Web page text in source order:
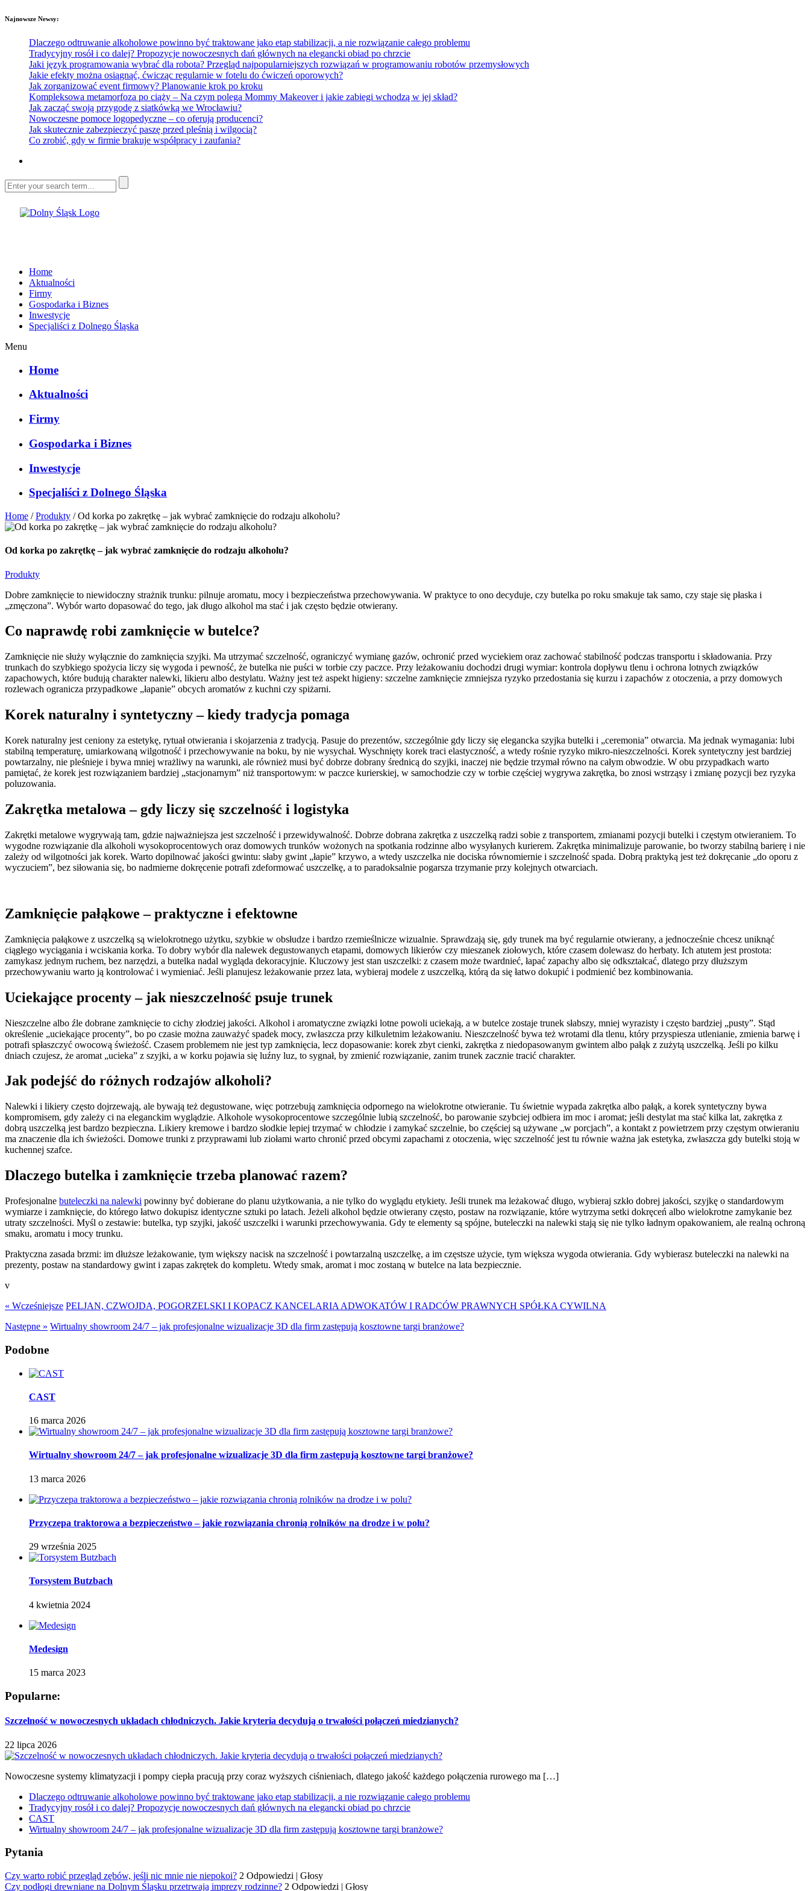
Najnowsze Newsy:
Dlaczego odtruwanie alkoholowe powinno być traktowane jako etap stabilizacji, a nie rozwiązanie całego problemu
Tradycyjny rosół i co dalej? Propozycje nowoczesnych dań głównych na elegancki obiad po chrzcie
Jaki język programowania wybrać dla robota? Przegląd najpopularniejszych rozwiązań w programowaniu robotów przemysłowych
Jakie efekty można osiągnąć, ćwicząc regularnie w fotelu do ćwiczeń oporowych?
Jak zorganizować event firmowy? Planowanie krok po kroku
Kompleksowa metamorfoza po ciąży – Na czym polega Mommy Makeover i jakie zabiegi wchodzą w jej skład?
Jak zacząć swoją przygodę z siatkówką we Wrocławiu?
Nowoczesne pomoce logopedyczne – co oferują producenci?
Jak skutecznie zabezpieczyć paszę przed pleśnią i wilgocią?
Co zrobić, gdy w firmie brakuje współpracy i zaufania?
Home
Aktualności
Firmy
Gospodarka i Biznes
Inwestycje
Specjaliści z Dolnego Śląska
Menu
Home
Aktualności
Firmy
Gospodarka i Biznes
Inwestycje
Specjaliści z Dolnego Śląska
Home /Produkty /Od korka po zakrętkę – jak wybrać zamknięcie do rodzaju alkoholu?
Od korka po zakrętkę – jak wybrać zamknięcie do rodzaju alkoholu?
Produkty
Dobre zamknięcie to niewidoczny strażnik trunku: pilnuje aromatu, mocy i bezpieczeństwa przechowywania. W praktyce to ono decyduje, czy butelka po roku smakuje tak samo, czy staje się płaska i
„zmęczona”. Wybór warto dopasować do tego, jak długo alkohol ma stać i jak często będzie otwierany.
Co naprawdę robi zamknięcie w butelce?
Zamknięcie nie służy wyłącznie do zamknięcia szyjki. Ma utrzymać szczelność, ograniczyć wymianę gazów, ochronić przed wyciekiem oraz zachować stabilność podczas transportu i składowania. Przy
trunkach do szybkiego spożycia liczy się wygoda i pewność, że butelka nie puści w torbie czy paczce. Przy leżakowaniu dochodzi drugi wymiar: kontrola dopływu tlenu i ochrona lotnych związków
zapachowych, które budują charakter nalewki, likieru albo destylatu. Ważny jest też aspekt higieny: szczelne zamknięcie zmniejsza ryzyko przedostania się kurzu i zapachów z otoczenia, a przy domowych
rozlewach ogranicza przypadkowe „łapanie” obcych aromatów z kuchni czy spiżarni.
Korek naturalny i syntetyczny – kiedy tradycja pomaga
Korek naturalny jest ceniony za estetykę, rytuał otwierania i skojarzenia z tradycją. Pasuje do prezentów, szczególnie gdy liczy się elegancka szyjka butelki i „ceremonia” otwarcia. Ma jednak wymagania: lubi
stabilną temperaturę, umiarkowaną wilgotność i przechowywanie na boku, by nie wysychał. Wyschnięty korek traci elastyczność, a wtedy rośnie ryzyko mikro-nieszczelności. Korek syntetyczny jest bardziej
powtarzalny, nie pleśnieje i bywa mniej wrażliwy na warunki, ale również musi być dobrze dobrany średnicą do szyjki, inaczej nie będzie trzymał równo na całym obwodzie. W obu przypadkach warto
pamiętać, że korek jest rozwiązaniem bardziej „stacjonarnym” niż transportowym: w paczce kurierskiej, w samochodzie czy w torbie częściej wygrywa zakrętka, bo znosi wstrząsy i zmianę pozycji bez ryzyka
poluzowania.
Zakrętka metalowa – gdy liczy się szczelność i logistyka
Zakrętki metalowe wygrywają tam, gdzie najważniejsza jest szczelność i przewidywalność. Dobrze dobrana zakrętka z uszczelką radzi sobie z transportem, zmianami pozycji butelki i częstym otwieraniem. To
wygodne rozwiązanie dla alkoholi wysokoprocentowych oraz domowych trunków wożonych na spotkania rodzinne albo wysyłanych kurierem. Zakrętka minimalizuje parowanie, bo tworzy stabilną barierę i nie
zależy od wilgotności jak korek. Warto dopilnować jakości gwintu: słaby gwint „łapie” krzywo, a wtedy uszczelka nie dociska równomiernie i szczelność spada. Dobrą praktyką jest też dokręcanie „do oporu z
wyczuciem”, bez siłowania się, bo nadmierne dokręcenie potrafi zdeformować uszczelkę, a to paradoksalnie pogarsza trzymanie przy kolejnych otwarciach.
Zamknięcie pałąkowe – praktyczne i efektowne
Zamknięcia pałąkowe z uszczelką są wielokrotnego użytku, szybkie w obsłudze i bardzo rzemieślnicze wizualnie. Sprawdzają się, gdy trunek ma być regularnie otwierany, a jednocześnie chcesz uniknąć
ciągłego wyciągania i wciskania korka. To dobry wybór dla nalewek degustowanych etapami, domowych likierów czy mieszanek ziołowych, które czasem dolewasz do herbaty. Ich atutem jest prostota:
zamykasz jednym ruchem, bez narzędzi, a butelka nadal wygląda dekoracyjnie. Kluczowy jest stan uszczelki: z czasem może twardnieć, łapać zapachy albo się odkształcać, dlatego przy dłuższym
przechowywaniu warto ją kontrolować i wymieniać. Jeśli planujesz leżakowanie przez lata, wybieraj modele z uszczelką, którą da się łatwo dokupić i podmienić bez kombinowania.
Uciekające procenty – jak nieszczelność psuje trunek
Nieszczelne albo źle dobrane zamknięcie to cichy złodziej jakości. Alkohol i aromatyczne związki lotne powoli uciekają, a w butelce zostaje trunek słabszy, mniej wyrazisty i często bardziej „pusty”. Stąd
określenie „uciekające procenty”, bo po czasie można zauważyć spadek mocy, zwłaszcza przy kilkuletnim leżakowaniu. Nieszczelność bywa też wrotami dla tlenu, który przyspiesza utlenianie, zmienia barwę i
potrafi spłaszczyć owocową świeżość. Czasem problemem nie jest typ zamknięcia, lecz dopasowanie: korek zbyt cienki, zakrętka z niedopasowanym gwintem albo pałąk z zużytą uszczelką. Jeśli po kilku
dniach czujesz, że aromat „ucieka” z szyjki, a w korku pojawia się luźny luz, to sygnał, by zmienić rozwiązanie, zanim trunek zacznie tracić charakter.
Jak podejść do różnych rodzajów alkoholi?
Nalewki i likiery często dojrzewają, ale bywają też degustowane, więc potrzebują zamknięcia odpornego na wielokrotne otwieranie. Tu świetnie wypada zakrętka albo pałąk, a korek syntetyczny bywa
kompromisem, gdy zależy ci na eleganckim wyglądzie. Alkohole wysokoprocentowe szczególnie lubią szczelność, bo parowanie szybciej odbiera im moc i aromat; jeśli destylat ma stać kilka lat, zakrętka z
dobrą uszczelką jest bardzo bezpieczna. Likiery kremowe i bardzo słodkie lepiej trzymać w chłodzie i zamykać szczelnie, bo częściej są używane „w porcjach”, a kontakt z powietrzem przy częstym otwieraniu
ma znaczenie dla ich świeżości. Domowe trunki z przyprawami lub ziołami warto chronić przed obcymi zapachami z otoczenia, więc szczelność jest tu równie ważna jak estetyka, zwłaszcza gdy butelki stoją w
kuchennej szafce.
Dlaczego butelka i zamknięcie trzeba planować razem?
Profesjonalne buteleczki na nalewki powinny być dobierane do planu użytkowania, a nie tylko do wyglądu etykiety. Jeśli trunek ma leżakować długo, wybieraj szkło dobrej jakości, szyjkę o standardowym
wymiarze i zamknięcie, do którego łatwo dokupisz identyczne sztuki po latach. Jeżeli alkohol będzie otwierany często, postaw na rozwiązanie, które wytrzyma setki dokręceń albo wielokrotne zamykanie bez
utraty szczelności. Myśl o zestawie: butelka, typ szyjki, jakość uszczelki i warunki przechowywania. Gdy te elementy są spójne, buteleczki na nalewki stają się nie tylko ładnym opakowaniem, ale realną ochroną
smaku, aromatu i mocy trunku.
Praktyczna zasada brzmi: im dłuższe leżakowanie, tym większy nacisk na szczelność i powtarzalną uszczelkę, a im częstsze użycie, tym większa wygoda otwierania. Gdy wybierasz buteleczki na nalewki na
prezenty, postaw na standardowy gwint i zapas zakrętek do kompletu. Wtedy smak, aromat i moc zostaną w butelce na lata bezpiecznie.
v
« Wcześniejsze PELJAN, CZWOJDA, POGORZELSKI I KOPACZ KANCELARIA ADWOKATÓW I RADCÓW PRAWNYCH SPÓŁKA CYWILNA
Następne » Wirtualny showroom 24/7 – jak profesjonalne wizualizacje 3D dla firm zastępują kosztowne targi branżowe?
Podobne
CAST
16 marca 2026
Wirtualny showroom 24/7 – jak profesjonalne wizualizacje 3D dla firm zastępują kosztowne targi branżowe?
13 marca 2026
Przyczepa traktorowa a bezpieczeństwo – jakie rozwiązania chronią rolników na drodze i w polu?
29 września 2025
Torsystem Butzbach
4 kwietnia 2024
Medesign
15 marca 2023
Popularne:
Szczelność w nowoczesnych układach chłodniczych. Jakie kryteria decydują o trwałości połączeń miedzianych?
22 lipca 2026
Nowoczesne systemy klimatyzacji i pompy ciepła pracują przy coraz wyższych ciśnieniach, dlatego jakość każdego połączenia rurowego ma […]
Dlaczego odtruwanie alkoholowe powinno być traktowane jako etap stabilizacji, a nie rozwiązanie całego problemu
Tradycyjny rosół i co dalej? Propozycje nowoczesnych dań głównych na elegancki obiad po chrzcie
CAST
Wirtualny showroom 24/7 – jak profesjonalne wizualizacje 3D dla firm zastępują kosztowne targi branżowe?
Pytania
Czy warto robić przegląd zębów, jeśli nic mnie nie niepokoi? 2 Odpowiedzi | Głosy
Czy podłogi drewniane na Dolnym Śląsku przetrwają imprezy rodzinne? 2 Odpowiedzi | Głosy